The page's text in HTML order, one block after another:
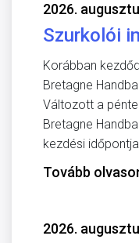
2026.
Szurkolói
Korábban
Bretagne
Változott a
Bretagne
kezdési
Tovább
2026.